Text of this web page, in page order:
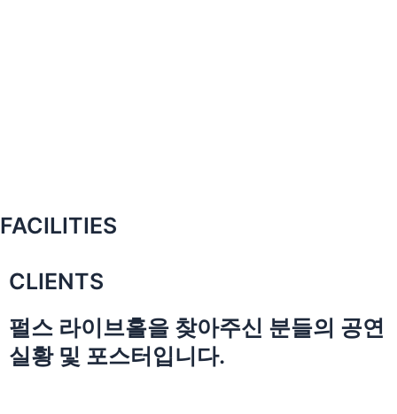
FACILITIES
CLIENTS
펄스 라이브홀을 찾아주신 분들의 공연
실황 및 포스터입니다.